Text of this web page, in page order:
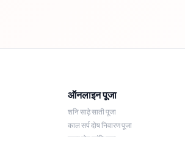
ऑनलाइन पूजा
शनि साढ़े साती पूजा
काल सर्प दोष निवारण पूजा
नज़र दोष शांति पूजा